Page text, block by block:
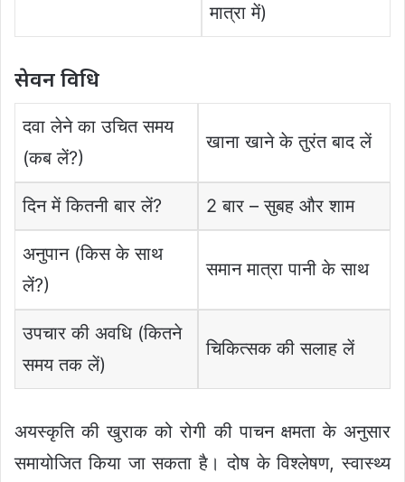
मात्रा में)
सेवन विधि
दवा लेने का उचित समय
(कब लें?)
खाना खाने के तुरंत बाद लें
दिन में कितनी बार लें? 2 बार – सुबह और शाम
अनुपान (किस के साथ
लें?)
समान मात्रा पानी के साथ
उपचार की अवधि (कितने
समय तक लें)
चिकित्सक की सलाह लें
अयस्कृति की खुराक को रोगी की पाचन क्षमता के अनुसार
समायोजित किया जा सकता है। दोष के विश्लेषण, स्वास्थ्य